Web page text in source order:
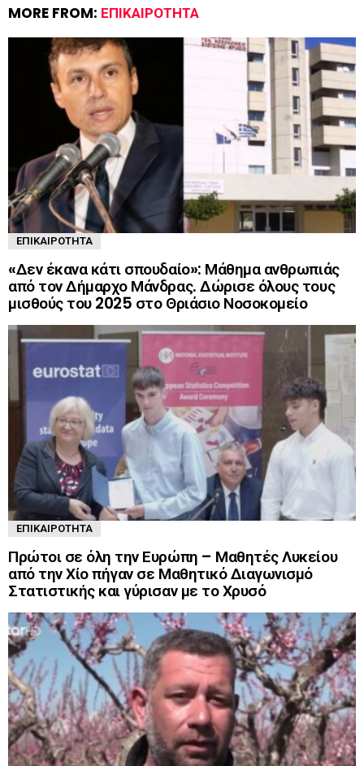
MORE FROM: ΕΠΙΚΑΙΡΌΤΗΤΑ
ΕΠΙΚΑΙΡΌΤΗΤΑ
«Δεν έκανα κάτι σπουδαίο»: Μάθημα ανθρωπιάς
από τον Δήμαρχο Μάνδρας. Δώρισε όλους τους
μισθούς του 2025 στο Θριάσιο Νοσοκομείο
ΕΠΙΚΑΙΡΌΤΗΤΑ
Πρώτοι σε όλη την Ευρώπη – Μαθητές Λυκείου
από την Χίο πήγαν σε Μαθητικό Διαγωνισμό
Στατιστικής και γύρισαν με το Χρυσό